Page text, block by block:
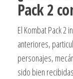
Pack 2
El Kombat Pack 2
anteriores,
personajes,
sido bien